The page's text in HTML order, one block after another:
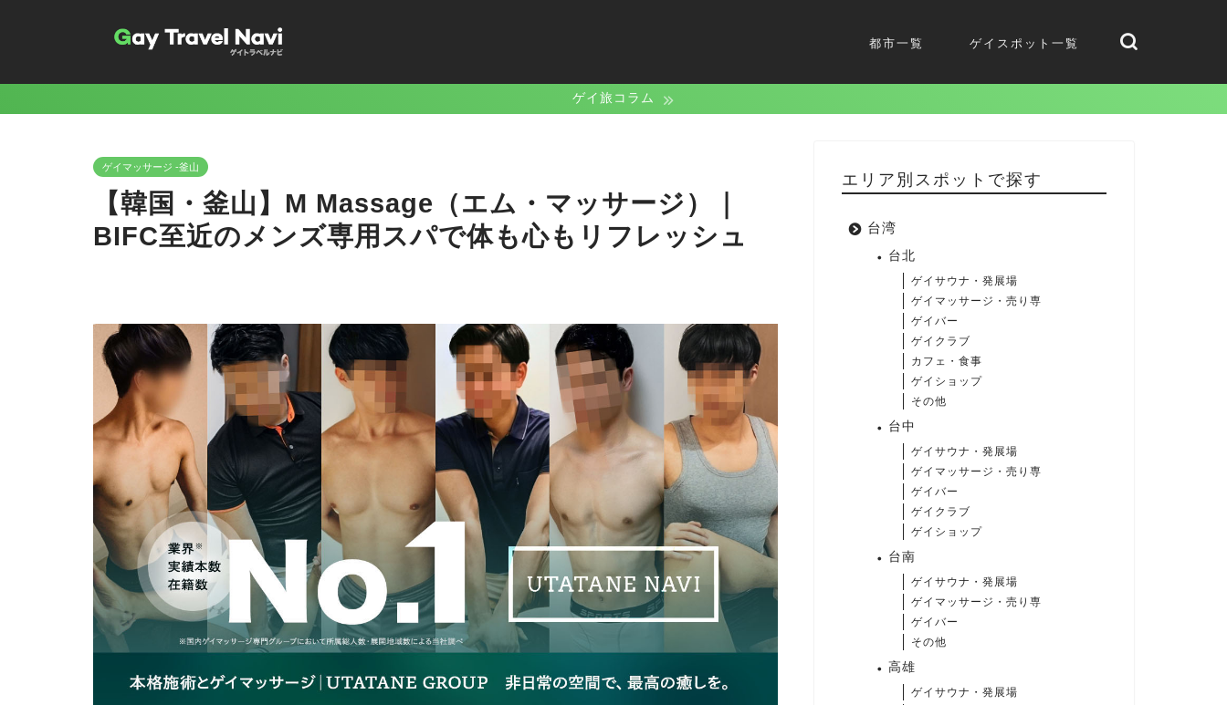
都市一覧 ゲイスポット一覧
ゲイ旅コラム
ゲイマッサージ -釜山
【韓国・釜山】M Massage（エム・マッサージ）｜
BIFC至近のメンズ専用スパで体も心もリフレッシュ
エリア別スポットで探す
台湾
台北
ゲイサウナ・発展場
ゲイマッサージ・売り専
ゲイバー
ゲイクラブ
カフェ・食事
ゲイショップ
その他
台中
ゲイサウナ・発展場
ゲイマッサージ・売り専
ゲイバー
ゲイクラブ
ゲイショップ
台南
ゲイサウナ・発展場
ゲイマッサージ・売り専
ゲイバー
その他
高雄
ゲイサウナ・発展場